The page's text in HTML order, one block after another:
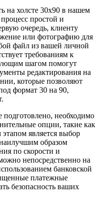
на холсте 30х90 в нашем
простой и
очередь, клиенту
или фотографию для
файл из вашей личной
требованиям к
шагом помогут
редактирования на
которые позволяют
формат 30 на 90,
подготовлено, необходимо
опции, такие как
является выбор
образом
по скорости и
непосредственно на
банковской
платежные
безопасность ваших